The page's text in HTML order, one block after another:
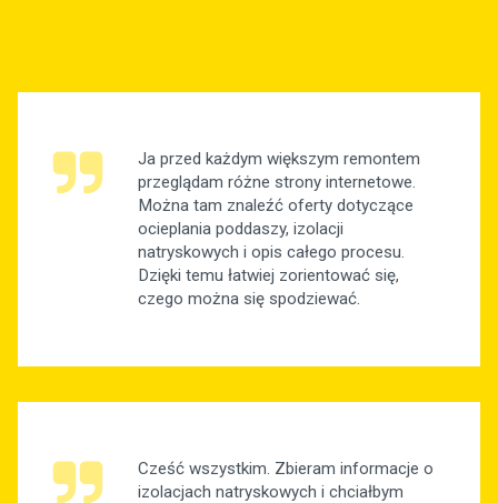
Ja przed każdym większym remontem
przeglądam różne strony internetowe.
Można tam znaleźć oferty dotyczące
ocieplania poddaszy, izolacji
natryskowych i opis całego procesu.
Dzięki temu łatwiej zorientować się,
czego można się spodziewać.
Cześć wszystkim. Zbieram informacje o
izolacjach natryskowych i chciałbym